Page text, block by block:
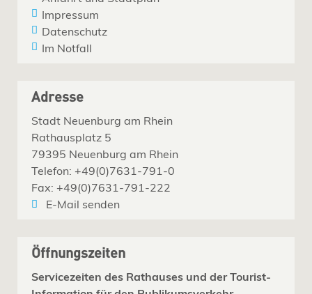
Impressum
Datenschutz
Im Notfall
Adresse
Stadt Neuenburg am Rhein
Rathausplatz 5
79395 Neuenburg am Rhein
Telefon: +49(0)7631-791-0
Fax: +49(0)7631-791-222
E-Mail senden
Öffnungszeiten
Servicezeiten des Rathauses und der Tourist-